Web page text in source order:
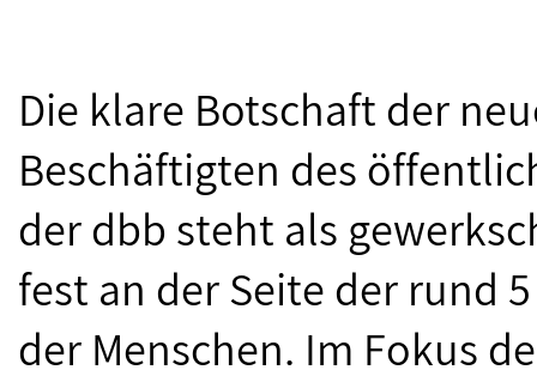
Die klare Botschaft der
Beschäftigten des
der dbb steht als
fest an der Seite der rund
der Menschen. Im Fokus